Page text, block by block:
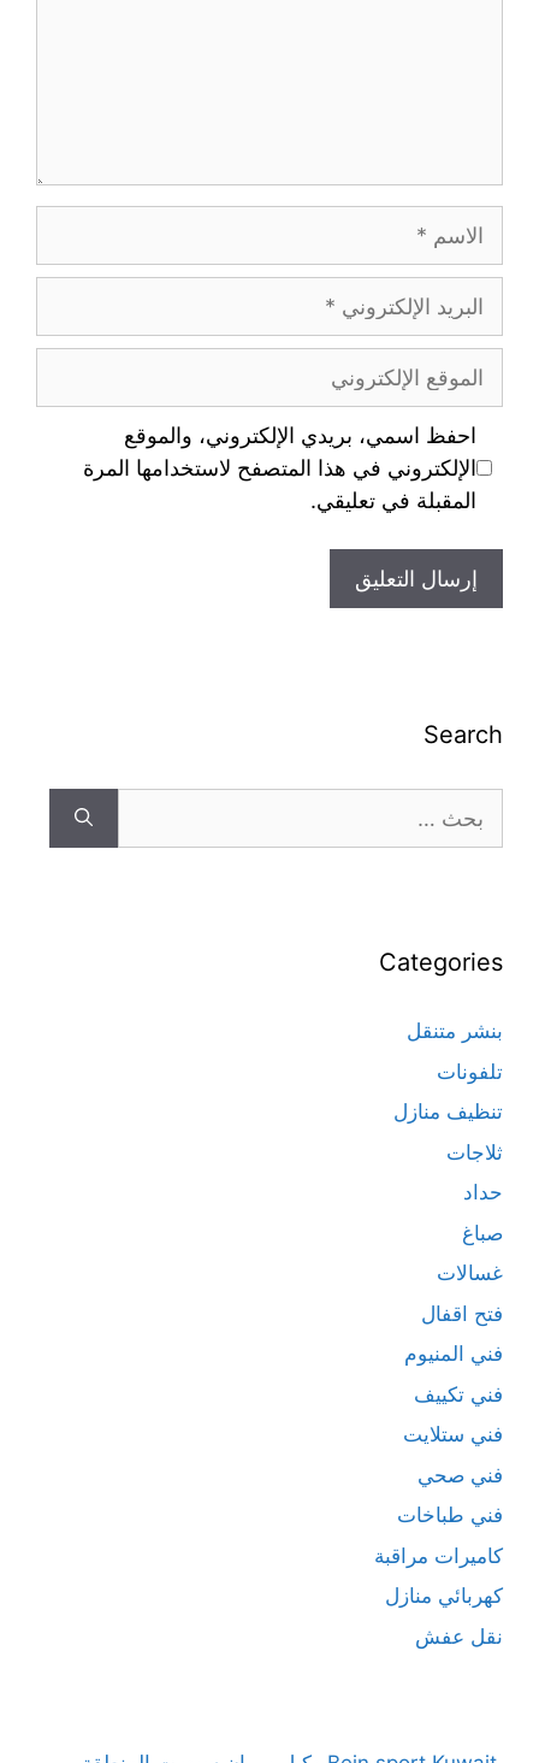
احفظ اسمي، بريدي الإلكتروني، والموقع
الإلكتروني في هذا المتصفح لاستخدامها المرة
المقبلة في تعليقي.
Search
Categories
بنشر متنقل
تلفونات
تنظيف منازل
ثلاجات
حداد
صباغ
غسالات
فتح اقفال
فني المنيوم
فني تكييف
فني ستلايت
فني صحي
فني طباخات
كاميرات مراقبة
كهربائي منازل
نقل عفش